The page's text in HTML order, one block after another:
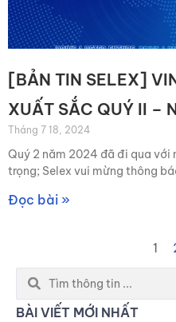
[BẢN TIN SELEX]
XUẤT SẮC QUÝ II –
Tháng 7 18, 2024
Quý 2 năm 2024 đã đi qua với
trọng; Selex vui mừng thông
Đọc bài »
1
Search
...
BÀI VIẾT MỚI NHẤT